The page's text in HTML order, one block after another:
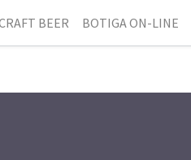
BEER BOTIGA ON-LINE